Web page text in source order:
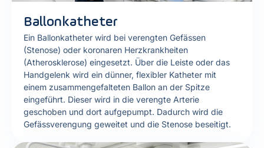
Ballonkatheter
Ein Ballonkatheter wird bei verengten Gefässen
(Stenose) oder koronaren Herzkrankheiten
(Atherosklerose) eingesetzt. Über die Leiste oder das
Handgelenk wird ein dünner, flexibler Katheter mit
einem zusammengefalteten Ballon an der Spitze
eingeführt. Dieser wird in die verengte Arterie
geschoben und dort aufgepumpt. Dadurch wird die
Gefässverengung geweitet und die Stenose beseitigt.